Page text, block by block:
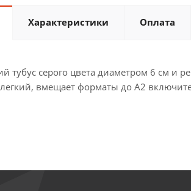
Характеристики Оплата
тубус серого цвета диаметром 6 см
вмещает форматы до А2